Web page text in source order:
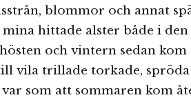
blommor och annat
mina hittade alster både i
och vintern sedan
vila trillade torkade,
som att sommaren kom